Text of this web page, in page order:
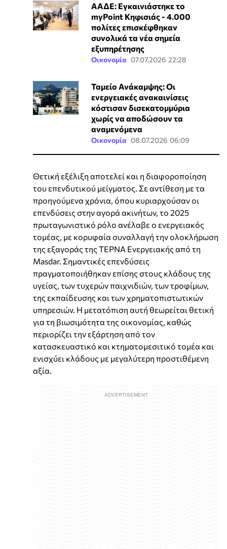
ΑΑΔΕ: Εγκαινιάστηκε το
myPoint Κηφισιάς - 4.000
πολίτες επισκέφθηκαν
συνολικά τα νέα σημεία
εξυπηρέτησης
Οικονομία 07.07.2026 22:28
Ταμείο Ανάκαμψης: Οι
ενεργειακές ανακαινίσεις
κόστισαν δισεκατομμύρια
χωρίς να αποδώσουν τα
αναμενόμενα
Οικονομία 08.07.2026 06:09
Θετική εξέλιξη αποτελεί και η διαφοροποίηση
του επενδυτικού μείγματος. Σε αντίθεση με τα
προηγούμενα χρόνια, όπου κυριαρχούσαν οι
επενδύσεις στην αγορά ακινήτων, το 2025
πρωταγωνιστικό ρόλο ανέλαβε ο ενεργειακός
τομέας, με κορυφαία συναλλαγή την ολοκλήρωση
της εξαγοράς της ΤΕΡΝΑ Ενεργειακής από τη
Masdar. Σημαντικές επενδύσεις
πραγματοποιήθηκαν επίσης στους κλάδους της
υγείας, των τυχερών παιχνιδιών, των τροφίμων,
της εκπαίδευσης και των χρηματοπιστωτικών
υπηρεσιών. Η μετατόπιση αυτή θεωρείται θετική
για τη βιωσιμότητα της οικονομίας, καθώς
περιορίζει την εξάρτηση από τον
κατασκευαστικό και κτηματομεσιτικό τομέα και
ενισχύει κλάδους με μεγαλύτερη προστιθέμενη
αξία.